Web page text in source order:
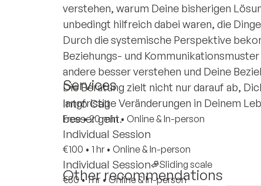
verstehen, warum Deine bisherigen
unbedingt hilfreich dabei waren, die
Durch die systemische Perspektive
Beziehungs- und
andere besser verstehen und Deine
Die Beratung zielt nicht nur darauf ab,
langfristige Veränderungen in Deinem
besser geht.
Services
Intro Call
Free•20 min• Online & In-person
Individual Session
€100 • 1 hr • Online & In-person
Individual Session
Sliding scale
€80•1 hr • Online & In-person
Other recommendations